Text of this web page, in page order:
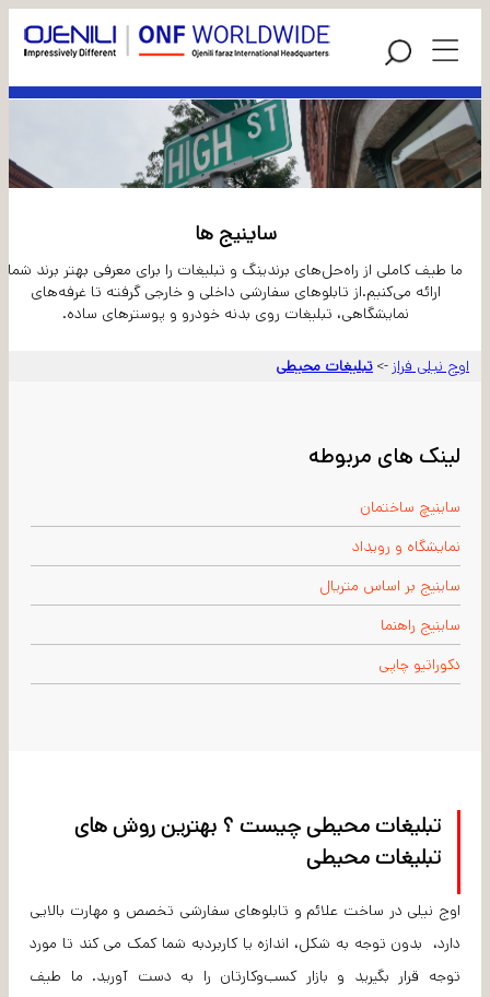
ساینیج ها
ما طیف کاملی از راه‌حل‌های برندینگ و تبلیغات را برای معرفی بهتر برند شما
ارائه می‌کنیم.از تابلوهای سفارشی داخلی و خارجی گرفته تا غرفه‌های
نمایشگاهی، تبلیغات روی بدنه خودرو و پوسترهای ساده.
اوج نیلی فراز -> تبلیغات محیطی
لینک های مربوطه
ساینیچ ساختمان
نمایشگاه و رویداد
ساینیج بر اساس متریال
ساینیج راهنما
دکوراتیو چاپی
تبلیغات محیطی چیست ؟ بهترین روش های
تبلیغات محیطی
اوج نیلی در ساخت علائم و تابلوهای سفارشی تخصص و مهارت بالایی
دارد، بدون توجه به شکل، اندازه یا کاربردبه شما کمک می کند تا مورد
توجه قرار بگیرید و بازار کسب‌و‌کارتان را به دست آورید. ما طیف